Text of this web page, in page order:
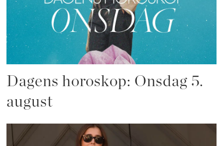
Dagens horoskop: Onsdag 5.
august